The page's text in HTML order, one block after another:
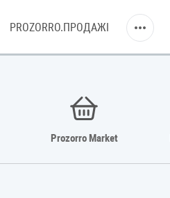
PROZORRO.ПРОДАЖІ
Prozorro Market